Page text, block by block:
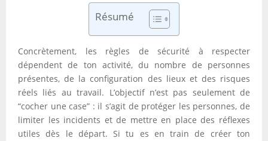
Résumé
Concrètement, les règles de sécurité à respecter
dépendent de ton activité, du nombre de personnes
présentes, de la configuration des lieux et des risques
réels liés au travail. L’objectif n’est pas seulement de
“cocher une case” : il s’agit de protéger les personnes, de
limiter les incidents et de mettre en place des réflexes
utiles dès le départ. Si tu es en train de créer ton